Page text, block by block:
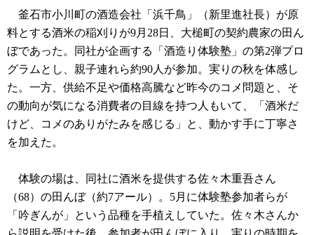
釜石市小川町の酒造会社「浜千鳥」（新里進社長）が原
料とする酒米の稲刈りが9月28日、大槌町の契約農家の田ん
ぼであった。同社が企画する「酒造り体験塾」の第2弾プロ
グラムとし、親子連れら約90人が参加。実りの秋を体感し
た。一方、供給不足や価格高騰など昨今のコメ問題と、そ
の動向が気になる消費者の目線を持つ人もいて、「酒米だ
けど、コメのありがたみを感じる」と、動かす手に丁寧さ
を加えた。
体験の場は、同社に酒米を提供する佐々木重吾さん
（68）の田んぼ（約7アール）。5月に体験塾参加者らが
「吟ぎんが」という品種を手植えしていた。佐々木さんか